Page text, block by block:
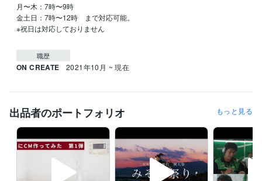
月〜木：7時〜9時
金土日：7時〜12時　まで対応可能。
※祝日は対応しておりません
職歴
ON CREATE 2021年10月 ~ 現在
出品者のポートフォリオ もっと見る